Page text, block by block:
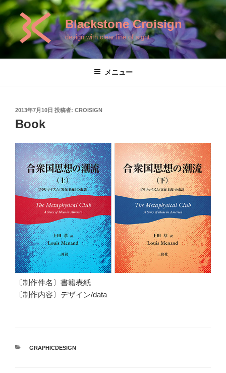
コ
ン
ン
Blackstone Croisign
design with clear line of sight
メニュー
投
稿
日:
2013年7月10日 投稿者: CROISIGN
Book
〔制作件名〕書籍表紙
〔制作内容〕デザイン/data
カ
GRAPHICDESIGN